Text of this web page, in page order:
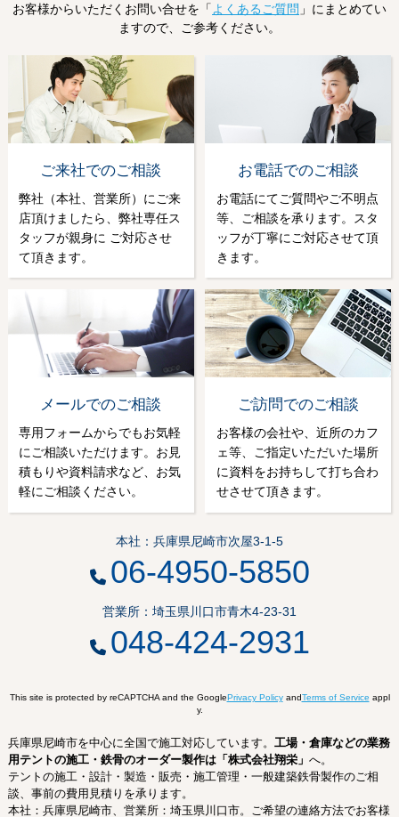
お客様からいただくお問い合せを「 よくあるご質問 」にまとめてい
ますので、ご参考ください。
ご来社でのご相談
弊社（本社、営業所）にご来
店頂けましたら、弊社専任ス
タッフが親身に ご対応させ
て頂きます。
お電話でのご相談
お電話にてご質問やご不明点
等、ご相談を承ります。スタ
ッフが丁寧にご対応させて頂
きます。
メールでのご相談
専用フォームからでもお気軽
にご相談いただけます。お見
積もりや資料請求など、お気
軽にご相談ください。
ご訪問でのご相談
お客様の会社や、近所のカフ
ェ等、ご指定いただいた場所
に資料をお持ちして打ち合わ
せさせて頂きます。
本社：兵庫県尼崎市次屋3-1-5
06-4950-5850
営業所：埼玉県川口市青木4-23-31
048-424-2931
This site is protected by reCAPTCHA and the GooglePrivacy PolicyandTerms of Service appl
y.
兵庫県尼崎市を中心に全国で施工対応しています。 工場・倉庫などの業務
用テントの施工・鉄骨のオーダー製作は「株式会社翔栄」 へ。
テントの施工・設計・製造・販売・施工管理・一般建築鉄骨製作のご相
談、事前の費用見積りを承ります。
本社：兵庫県尼崎市、営業所：埼玉県川口市。ご希望の連絡方法でお客様